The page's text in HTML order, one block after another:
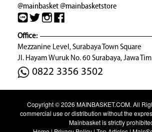
@mainbasket@mainbasketstore
Office:
Mezzanine Level, Surabaya Town Square
Jl. Hayam Wuruk No. 60 Surabaya, Jawa
0822 3356 3502
Copyright © 2026 MAINBASKET.COM. All
commercial use or distribution without the
Mainbasket is strictly